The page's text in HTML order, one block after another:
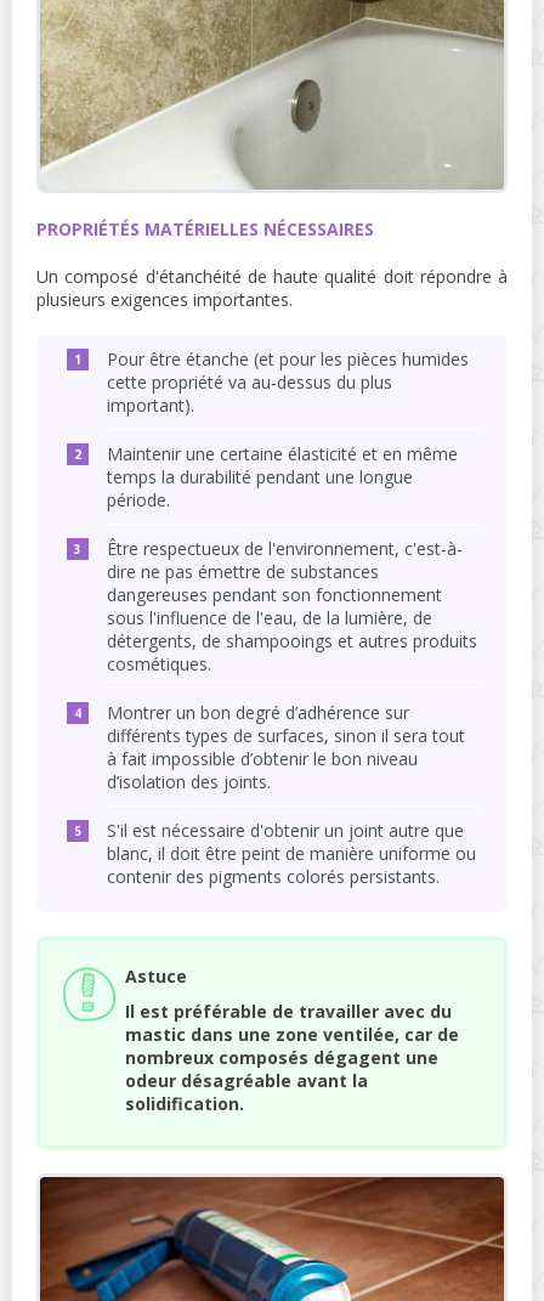
PROPRIÉTÉS MATÉRIELLES NÉCESSAIRES
Un composé d'étanchéité de haute qualité doit répondre à
plusieurs exigences importantes.
Pour être étanche (et pour les pièces humides
cette propriété va au-dessus du plus
important).
Maintenir une certaine élasticité et en même
temps la durabilité pendant une longue
période.
Être respectueux de l'environnement, c'est-à-
dire ne pas émettre de substances
dangereuses pendant son fonctionnement
sous l'influence de l'eau, de la lumière, de
détergents, de shampooings et autres produits
cosmétiques.
Montrer un bon degré d’adhérence sur
différents types de surfaces, sinon il sera tout
à fait impossible d’obtenir le bon niveau
d’isolation des joints.
S'il est nécessaire d'obtenir un joint autre que
blanc, il doit être peint de manière uniforme ou
contenir des pigments colorés persistants.
Astuce
Il est préférable de travailler avec du
mastic dans une zone ventilée, car de
nombreux composés dégagent une
odeur désagréable avant la
solidification.